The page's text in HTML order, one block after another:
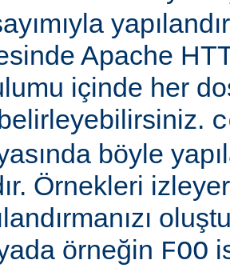
Apache
içinde her
böyle
Örnekleri
örneğin FOO